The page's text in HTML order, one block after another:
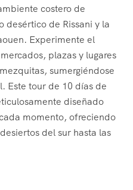
costero de
desértico de Rissani y la
Experimente el
plazas y lugares
sumergiéndose
Este tour de 10 días de
diseñado
momento, ofreciendo
del sur hasta las